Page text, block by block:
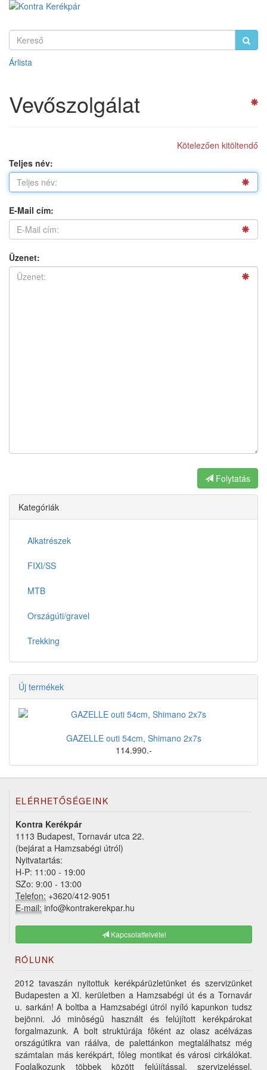
Árlista
Vevőszolgálat
Kötelezően kitöltendő
Teljes név:
E-Mail cím:
Üzenet:
Folytatás
Kategóriák
Alkatrészek
FIXI/SS
MTB
Országúti/gravel
Trekking
Új termékek
GAZELLE outi 54cm, Shimano 2x7s
114.990.-
ELÉRHETŐSÉGEINK
Kontra Kerékpár
1113 Budapest, Tornavár utca 22.
(bejárat a Hamzsabégi útról)
Nyitvatartás:
H-P: 11:00 - 19:00
SZo: 9:00 - 13:00
Telefon: +3620/412-9051
E-mail: info@kontrakerekpar.hu
Kapcsolatfelvétel
RÓLUNK
2012 tavaszán nyitottuk kerékpárüzletünket és szervizünket
Budapesten a XI. kerületben a Hamzsabégi út és a Tornavár
u. sarkán! A boltba a Hamzsabégi útról nyíló kapunkon tudsz
bejönni. Jó minôségû használt és felújított kerékpárokat
forgalmazunk. A bolt struktúrája fôként az olasz acélvázas
országútikra van ráálva, de palettánkon megtalálhatsz még
számtalan más kerékpárt, fôleg montikat és városi cirkálókat.
Foglalkozunk többek között felújítással, szervizeléssel,